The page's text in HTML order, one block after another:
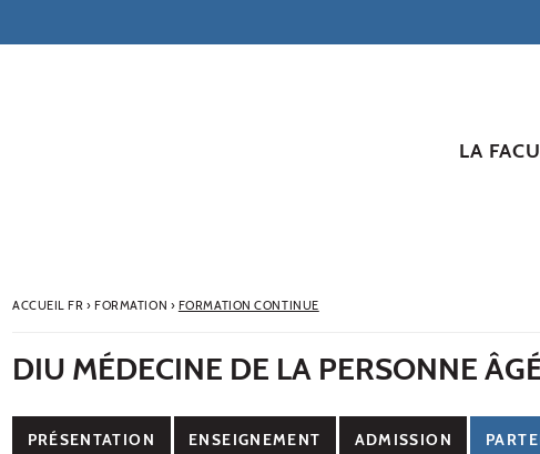
LA
ACCUEIL FR› FORMATION › FORMATION CONTINUE
DIU MÉDECINE DE LA PERSONNE
PRÉSENTATION ENSEIGNEMENT ADMISSION